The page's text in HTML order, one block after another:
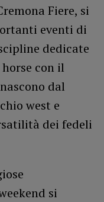
Fiere, si
eventi di
dedicate
con il
dal
west e
dei fedeli
si